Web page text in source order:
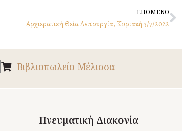
ΕΠΟΜΕΝΟ
Αρχιερατική Θεία Λειτουργία, Κυριακή 3/7/2022
Βιβλιοπωλείο Μέλισσα
Πνευματική Διακονία